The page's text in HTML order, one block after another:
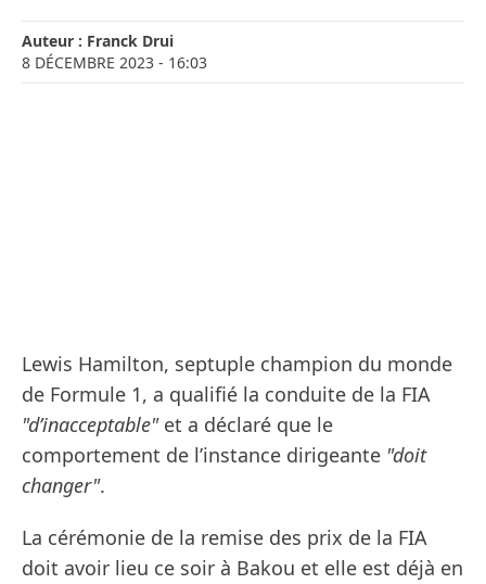
Auteur : Franck Drui
8 DÉCEMBRE 2023 - 16:03
Lewis Hamilton, septuple champion du monde
de Formule 1, a qualifié la conduite de la FIA
"d’inacceptable"et a déclaré que le
comportement de l’instance dirigeante "doit
changer".
La cérémonie de la remise des prix de la FIA
doit avoir lieu ce soir à Bakou et elle est déjà en